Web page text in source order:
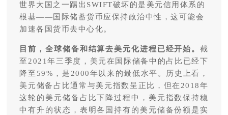
世界大国之一踢出SWIFT破坏的是美元信用体系的
根基——国际储蓄货币应保持政治中性，这可能会
加速各国货币去中心化。
目前，全球储备和结算去美元化进程已经开始。截
至2021年三季度，美元在国际储备中的占比已经下
降至59%，是2000年以来的最低水平。历史上看，
美元储备占比通常与美元指数呈正比，但在2018年
这轮的美元储备占比下降过程中，美元指数保持稳
中有升的状态，表明各国持有的美元储备份额是实